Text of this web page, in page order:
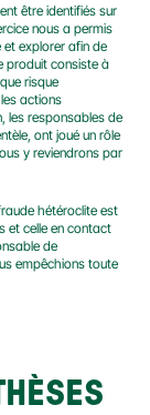
être identifiés sur
nous a permis
et explorer afin de
produit consiste à
risque
actions
les responsables de
ont joué un rôle
y reviendrons par
hétéroclite est
et celle en contact
de
empêchions toute